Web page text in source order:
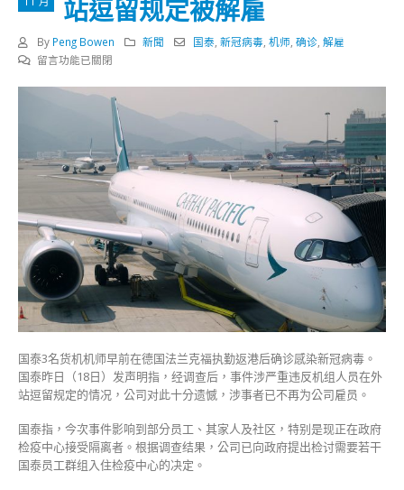
站逗留规定被解雇
By Peng Bowen 新聞 国泰,新冠病毒,机师,确诊,解雇
在
机
重
违
反
外
站
逗
留
定
被
解
雇〉
中
留言功能已關閉
国泰3名货机机师早前在德国法兰克福执勤返港后确诊感染新冠病毒。
国泰昨日（18日）发声明指，经调查后，事件涉严重违反机组人员在外
站逗留规定的情况，公司对此十分遗憾，涉事者已不再为公司雇员。
国泰指，今次事件影响到部分员工、其家人及社区，特别是现正在政府
检疫中心接受隔离者。根据调查结果，公司已向政府提出检讨需要若干
国泰员工群组入住检疫中心的决定。